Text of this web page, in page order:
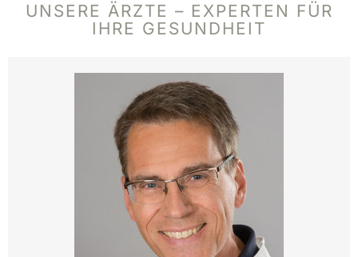
UNSERE ÄRZTE – EXPERTEN FÜR
IHRE GESUNDHEIT